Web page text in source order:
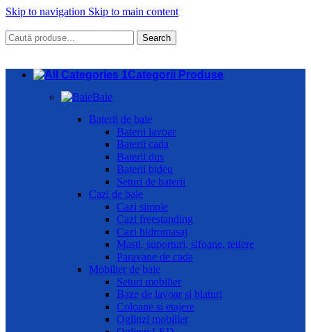
Skip to navigation Skip to main content
Search
Categorii Produse
Baie
Baterii de baie
Baterii lavoar
Baterii cada
Baterii dus
Baterii bideu
Seturi de baterii
Cazi de baie
Cazi simple
Cazi freestanding
Cazi hidromasaj
Masti, suporturi, sifoane, tetiere
Paravane de cada
Mobilier de baie
Seturi mobilier
Baze de lavoar si blaturi
Coloane si etajere
Oglinzi mobilier